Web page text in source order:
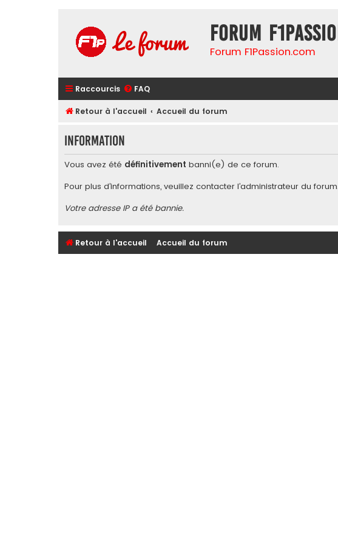
Forum
Forum F1Passion.com
Raccourcis FAQ
Retour à l'accueil Accueil du forum
Information
Vous avez été définitivement banni(e) de ce forum.
Pour plus d’informations, veuillez contacter l’administrateur du forum
Votre adresse IP a été bannie.
Retour à l'accueil Accueil du forum